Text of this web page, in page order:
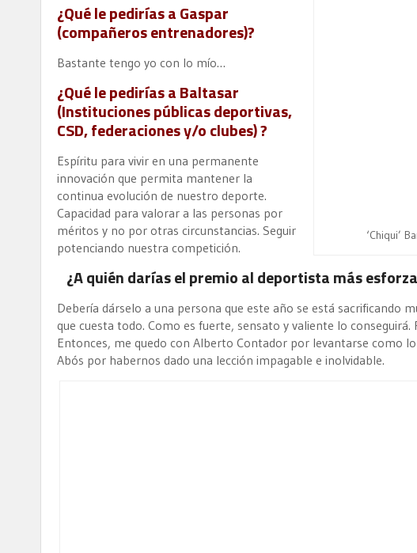
‘Chiqui’
¿Qué le pedirías a Gaspar
(compañeros entrenadores)?
Bastante tengo yo con lo mío…
¿Qué le pedirías a Baltasar
(Instituciones públicas deportivas,
CSD, federaciones y/o clubes) ?
Espíritu para vivir en una permanente
innovación que permita mantener la
continua evolución de nuestro deporte.
Capacidad para valorar a las personas por
méritos y no por otras circunstancias. Seguir
potenciando nuestra competición.
¿A quién darías el premio al deportista más
Debería dárselo a una persona que este año se está sacrificando
que cuesta todo. Como es fuerte, sensato y valiente lo
Entonces, me quedo con Alberto Contador por levantarse como
Abós por habernos dado una lección impagable e inolvidable.